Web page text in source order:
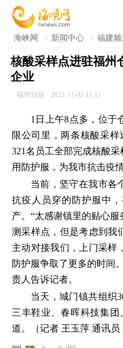
海峡网 > 新闻中心 > 福建频
核酸采样点进驻福州
企业
福州日报 2022-11-02 11:17
1日上午8点多，位于
限公司里，两条核酸采样
321名员工全部完成核酸
用防护服，为我市抗击疫
当前，坚守在我市各
抗疫人员穿的防护服中
产。“太感谢镇里的贴心
测采样点，但是考虑到我
主动对接我们，上门采样
防护服争取了更多的时间
责人告诉记者。
当天，城门镇共组织
三丰鞋业、春晖科技集
道。（记者 王玉萍 通讯员